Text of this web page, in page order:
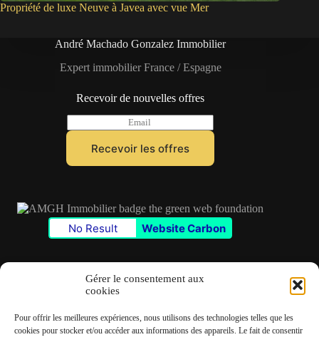
Gérer le consentement aux
cookies
Pour offrir les meilleures expériences, nous utilisons des technologies telles que les
cookies pour stocker et/ou accéder aux informations des appareils. Le fait de consentir
Propriété de luxe Neuve à Javea avec vue Mer
André Machado Gonzalez Immobilier
Expert immobilier France / Espagne
Recevoir de nouvelles offres
m
l
Recevoir les offres
No Result Website Carbon
✆06 22 39 73 24